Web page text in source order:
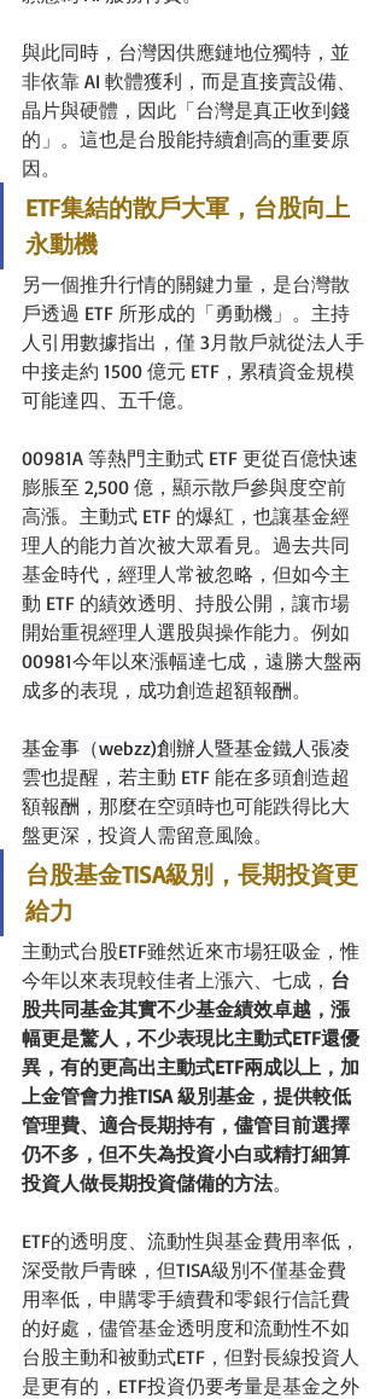
與此同時，台灣因供應鏈地位獨特，並
非依靠 AI 軟體獲利，而是直接賣設備、
晶片與硬體，因此「台灣是真正收到錢
的」。這也是台股能持續創高的重要原
因。
ETF集結的散戶大軍，台股向上
永動機
另一個推升行情的關鍵力量，是台灣散
戶透過 ETF 所形成的「勇動機」。主持
人引用數據指出，僅 3月散戶就從法人手
中接走約 1500 億元 ETF，累積資金規模
可能達四、五千億。
00981A 等熱門主動式 ETF 更從百億快速
膨脹至 2,500 億，顯示散戶參與度空前
高漲。主動式 ETF 的爆紅，也讓基金經
理人的能力首次被大眾看見。過去共同
基金時代，經理人常被忽略，但如今主
動 ETF 的績效透明、持股公開，讓市場
開始重視經理人選股與操作能力。例如
00981今年以來漲幅達七成，遠勝大盤兩
成多的表現，成功創造超額報酬。
基金事（webzz)創辦人暨基金鐵人張凌
雲也提醒，若主動 ETF 能在多頭創造超
額報酬，那麼在空頭時也可能跌得比大
盤更深，投資人需留意風險。
台股基金TISA級別，長期投資更
給力
主動式台股ETF雖然近來市場狂吸金，惟
今年以來表現較佳者上漲六、七成， 台
股共同基金其實不少基金績效卓越，漲
幅更是驚人，不少表現比主動式ETF還優
異，有的更高出主動式ETF兩成以上，加
上金管會力推TISA 級別基金，提供較低
管理費、適合長期持有，儘管目前選擇
仍不多，但不失為投資小白或精打細算
投資人做長期投資儲備的方法。
ETF的透明度、流動性與基金費用率低，
深受散戶青睞，但TISA級別不僅基金費
用率低，申購零手續費和零銀行信託費
的好處，儘管基金透明度和流動性不如
台股主動和被動式ETF，但對長線投資人
是更有的，ETF投資仍要考量是基金之外